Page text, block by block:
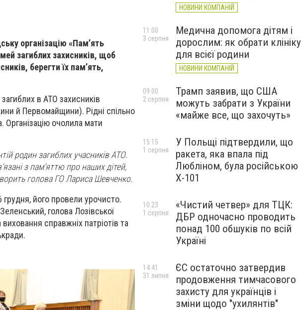
організацію «Пам’ять
загиблих захисників, щоб
берегти їх пам’ять,
в АТО захисників
й Первомайщини). Рідні спільно
Організацію очолила мати
родин загиблих учасників АТО.
з пам’яттю про наших дітей,
голова ГО Лариса Шевченко.
грудня, його провели урочисто.
голова Лозівської
справжніх патріотів та
НОВИНИ КОМПАНІЙ
Медична допомога дітям і
дорослим: як обрати клініку
для всієї родини
НОВИНИ КОМПАНІЙ
11:00
3 серпня
Трамп заявив, що США
можуть забрати з України
«майже все, що захочуть»
09:00
2 серпня
У Польщі підтвердили, що
ракета, яка впала під
Любліном, була російською
Х-101
15:15
1 серпня
«Чистий четвер» для ТЦК:
ДБР одночасно проводить
понад 100 обшуків по всій
Україні
10:23
1 серпня
ЄС остаточно затвердив
продовження тимчасового
захисту для українців і
зміни щодо "ухилянтів"
14:41
31 липня